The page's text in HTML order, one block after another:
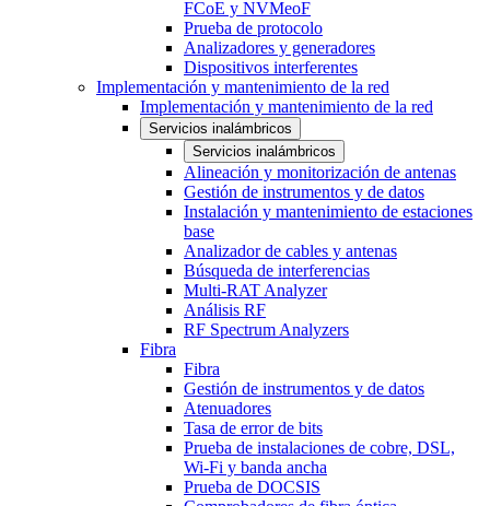
FCoE y NVMeoF
Prueba de protocolo
Analizadores y generadores
Dispositivos interferentes
Implementación y mantenimiento de la red
Implementación y mantenimiento de la red
Servicios inalámbricos
Servicios inalámbricos
Alineación y monitorización de antenas
Gestión de instrumentos y de datos
Instalación y mantenimiento de estaciones
base
Analizador de cables y antenas
Búsqueda de interferencias
Multi-RAT Analyzer
Análisis RF
RF Spectrum Analyzers
Fibra
Fibra
Gestión de instrumentos y de datos
Atenuadores
Tasa de error de bits
Prueba de instalaciones de cobre, DSL,
Wi-Fi y banda ancha
Prueba de DOCSIS